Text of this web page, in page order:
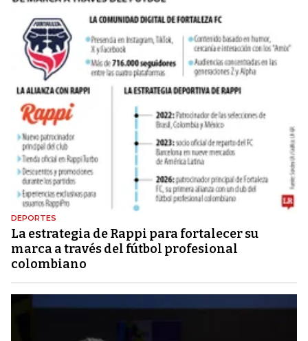
DEPORTES
La estrategia de Rappi para fortalecer su
marca a través del fútbol profesional
colombiano